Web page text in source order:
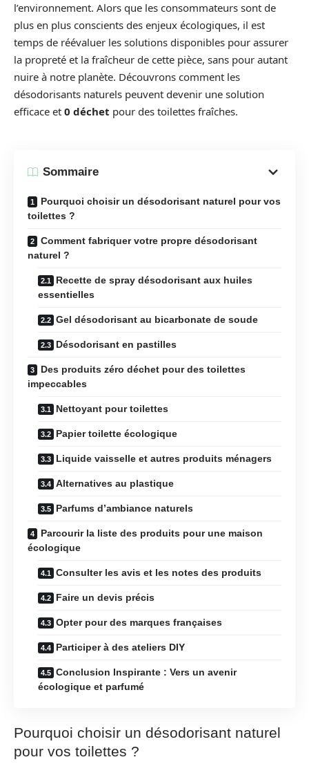
l’environnement. Alors que les consommateurs sont de
plus en plus conscients des enjeux écologiques, il est
temps de réévaluer les solutions disponibles pour assurer
la propreté et la fraîcheur de cette pièce, sans pour autant
nuire à notre planète. Découvrons comment les
désodorisants naturels peuvent devenir une solution
efficace et 0 déchet pour des toilettes fraîches.
Sommaire
Pourquoi choisir un désodorisant naturel pour vos
toilettes ?
Comment fabriquer votre propre désodorisant
naturel ?
Recette de spray désodorisant aux huiles
essentielles
Gel désodorisant au bicarbonate de soude
Désodorisant en pastilles
Des produits zéro déchet pour des toilettes
impeccables
Nettoyant pour toilettes
Papier toilette écologique
Liquide vaisselle et autres produits ménagers
Alternatives au plastique
Parfums d’ambiance naturels
Parcourir la liste des produits pour une maison
écologique
Consulter les avis et les notes des produits
Faire un devis précis
Opter pour des marques françaises
Participer à des ateliers DIY
Conclusion Inspirante : Vers un avenir
écologique et parfumé
Pourquoi choisir un désodorisant naturel
pour vos toilettes ?